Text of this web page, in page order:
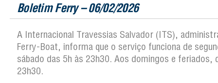
Boletim Ferry – 06/02/2026
A Internacional Travessias Salvador (ITS),
Ferry-Boat, informa que o serviço funciona de
sábado das 5h às 23h30. Aos domingos e feriados,
23h30.